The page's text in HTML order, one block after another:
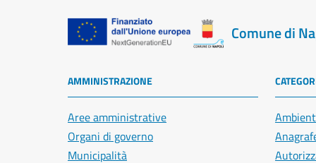
Comune di
AMMINISTRAZIONE
Aree amministrative
Organi di governo
Municipalità